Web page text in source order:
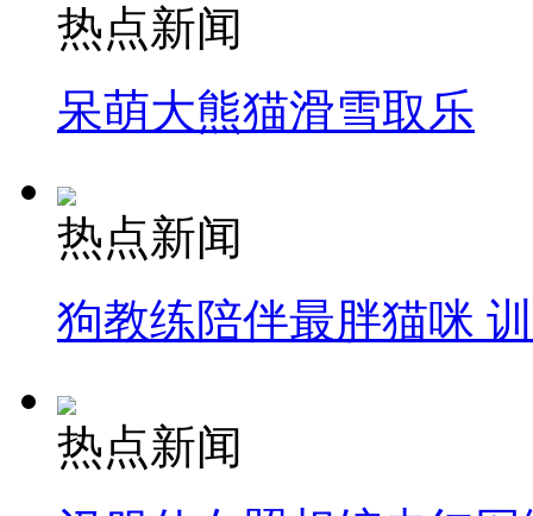
热点新闻
呆萌大熊猫滑雪取乐
热点新闻
狗教练陪伴最胖猫咪
热点新闻